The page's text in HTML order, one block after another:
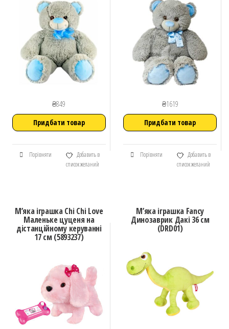
₴849
Придбати товар
Порівняти
Добавить в
список желаний
₴1619
Придбати товар
Порівняти
Добавить в
список желаний
М’яка іграшка Chi Chi Love
Маленьке цуценя на
дістанційному керуванні
17 см (5893237)
М’яка іграшка Fancy
Динозаврик Дакі 36 см
(DRD01)